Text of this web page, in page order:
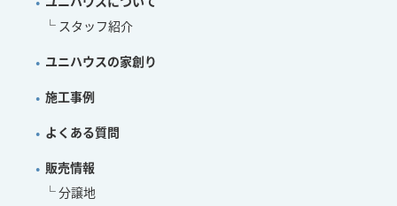
スタッフ紹介
ユニハウスの家創り
施工事例
よくある質問
販売情報
分譲地